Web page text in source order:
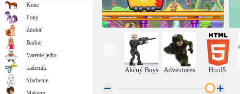
Akčný Boys Adventures Html5
Kone
Pony
Zdobiť
Barbie
Varenie jedlo
kaderník
Sfarbenie